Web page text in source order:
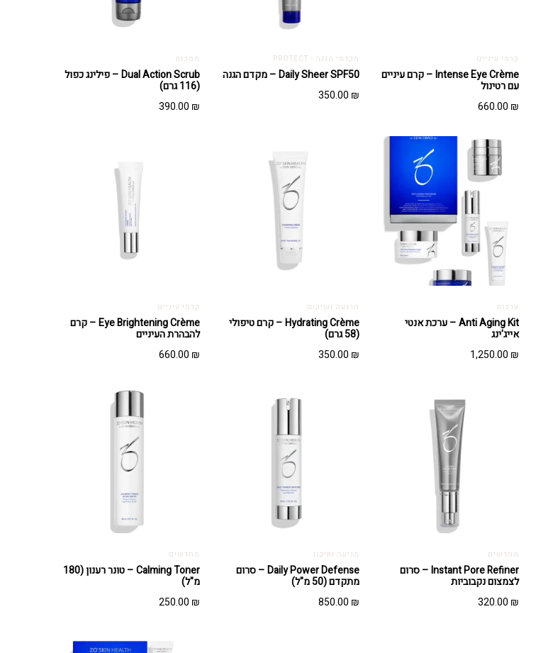
קרמי עיניים
Intense Eye Crème – קרם עיניים
עם רטינול
660.00 ₪
מקדמי הגנה - PROTECT
Daily Sheer SPF50 – מקדם הגנה
350.00 ₪
מסכות
Dual Action Scrub – פילינג כפול
(116 גרם)
390.00 ₪
ערכות
Anti Aging Kit – ערכת אנטי
אייג'ינג
1,250.00 ₪
הרגעה ושיקום
Hydrating Crème – קרם טיפולי
(58 גרם)
350.00 ₪
קרמי עיניים
Eye Brightening Crème – קרם
להבהרת העיניים
660.00 ₪
מחדשים
Instant Pore Refiner​ – סרום
לצמצום נקבוביות
320.00 ₪
מניעה ותיקון
Daily Power Defense – סרום
מתקדם (50 מ"ל)
850.00 ₪
מחדשים
Calming Toner – טונר רענון (180
מ"ל)
250.00 ₪